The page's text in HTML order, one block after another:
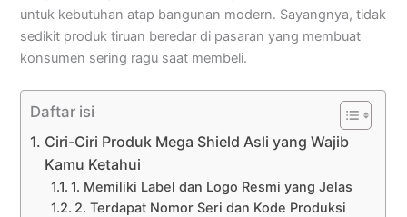
untuk kebutuhan atap bangunan modern. Sayangnya, tidak
sedikit produk tiruan beredar di pasaran yang membuat
konsumen sering ragu saat membeli.
Daftar isi
Ciri-Ciri Produk Mega Shield Asli yang Wajib
Kamu Ketahui
1. Memiliki Label dan Logo Resmi yang Jelas
2. Terdapat Nomor Seri dan Kode Produksi